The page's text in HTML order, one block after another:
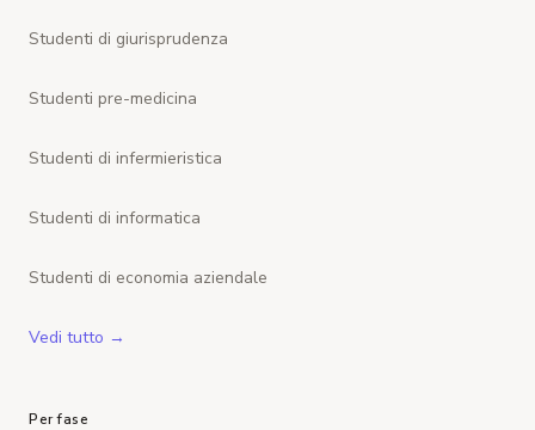
Studenti di giurisprudenza
Studenti pre-medicina
Studenti di infermieristica
Studenti di informatica
Studenti di economia aziendale
Vedi tutto →
Per fase